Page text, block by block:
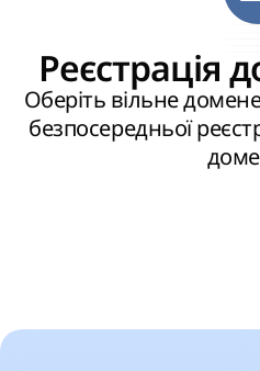
Реєстрація
Оберіть вільне
безпосередньої